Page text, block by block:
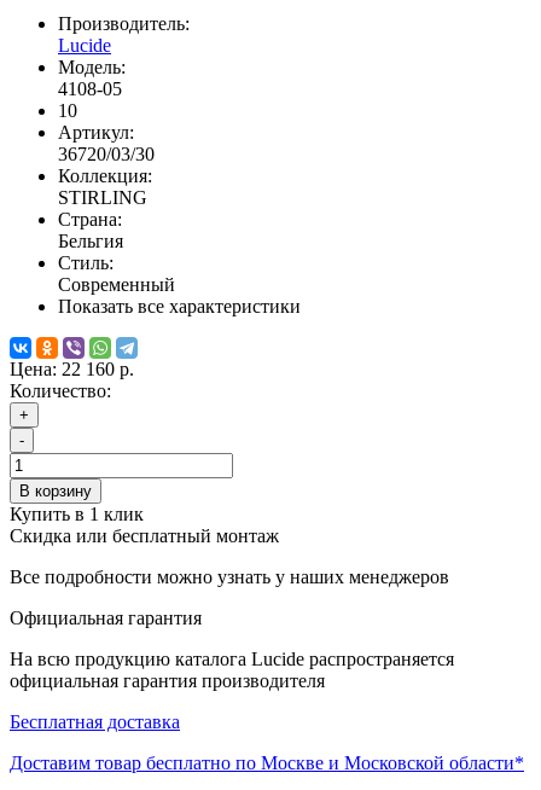
Производитель:
Lucide
Модель:
4108-05
10
Артикул:
36720/03/30
Коллекция:
STIRLING
Страна:
Бельгия
Стиль:
Современный
Показать все характеристики
Цена: 22 160 р.
Количество:
+
-
В корзину
Купить в 1 клик
Скидка или бесплатный монтаж
Все подробности можно узнать у наших менеджеров
Официальная гарантия
На всю продукцию каталога Lucide распространяется
официальная гарантия производителя
Бесплатная доставка
Доставим товар бесплатно по Москве и Московской области*